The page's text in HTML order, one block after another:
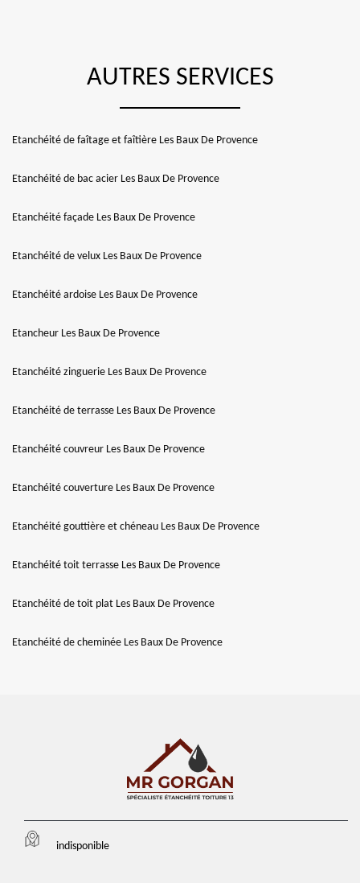
AUTRES SERVICES
Etanchéité de faîtage et faîtière Les Baux De Provence
Etanchéité de bac acier Les Baux De Provence
Etanchéité façade Les Baux De Provence
Etanchéité de velux Les Baux De Provence
Etanchéité ardoise Les Baux De Provence
Etancheur Les Baux De Provence
Etanchéité zinguerie Les Baux De Provence
Etanchéité de terrasse Les Baux De Provence
Etanchéité couvreur Les Baux De Provence
Etanchéité couverture Les Baux De Provence
Etanchéité gouttière et chéneau Les Baux De Provence
Etanchéité toit terrasse Les Baux De Provence
Etanchéité de toit plat Les Baux De Provence
Etanchéité de cheminée Les Baux De Provence
indisponible